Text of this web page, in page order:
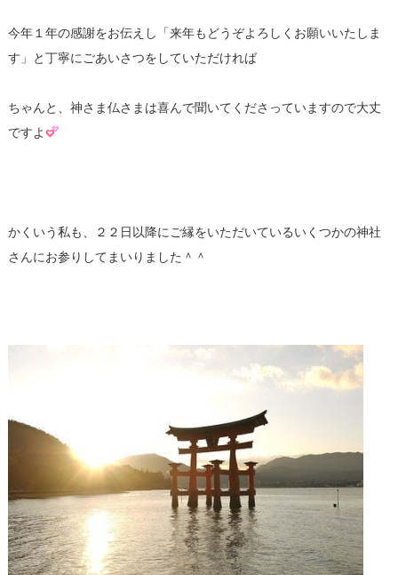
今年１年の感謝をお伝えし「来年もどうぞよろしくお願いいたしま
す」と丁寧にごあいさつをしていただければ
ちゃんと、神さま仏さまは喜んで聞いてくださっていますので大丈
ですよ
かくいう私も、２２日以降にご縁をいただいているいくつかの神社
さんにお参りしてまいりました＾＾